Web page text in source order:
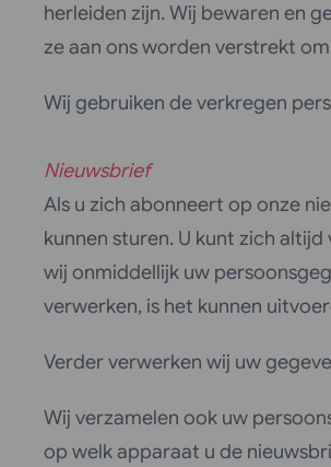
herleiden zijn. Wij bewaren en
ze aan ons worden verstrekt
Wij gebruiken de verkregen
Nieuwsbrief
Als u zich abonneert op onze
kunnen sturen. U kunt zich
wij onmiddellijk uw
verwerken, is het kunnen
Verder verwerken wij uw
Wij verzamelen ook uw
op welk apparaat u de